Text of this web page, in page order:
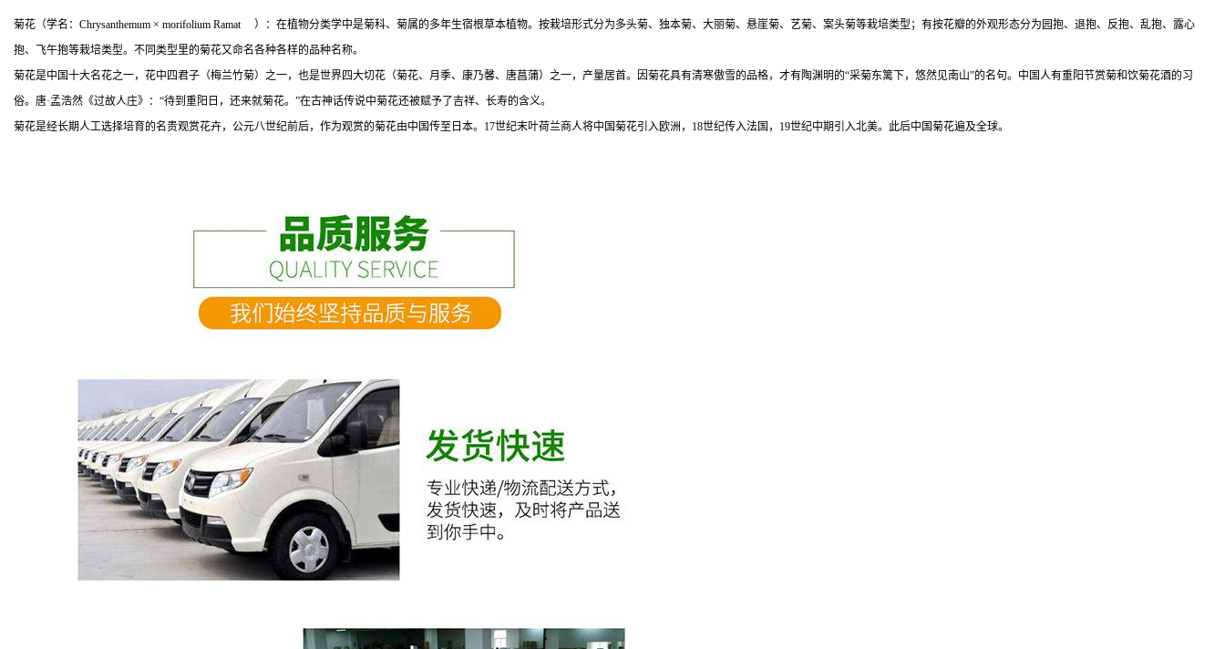
菊花（学名：Chrysanthemum × morifolium Ramat
）：在植物分类学中是菊科、菊属的多年生宿根草本植物。按栽培形式分为多头菊、独本菊、大丽菊、悬崖菊、艺菊、案头菊等栽培类型；有按花瓣的外观形态分为园抱、退抱、反抱、乱抱、露心
抱、飞午抱等栽培类型。不同类型里的菊花又命名各种各样的品种名称。
菊花是中国十大名花之一，花中四君子（梅兰竹菊）之一，也是世界四大切花（菊花、月季、康乃馨、唐菖蒲）之一，产量居首。因菊花具有清寒傲雪的品格，才有陶渊明的“采菊东篱下，悠然见南山”的名句。中国人有重阳节赏菊和饮菊花酒的习
俗。唐·孟浩然《过故人庄》：“待到重阳日，还来就菊花。”在古神话传说中菊花还被赋予了吉祥、长寿的含义。
菊花是经长期人工选择培育的名贵观赏花卉，公元八世纪前后，作为观赏的菊花由中国传至日本。17世纪末叶荷兰商人将中国菊花引入欧洲，18世纪传入法国，19世纪中期引入北美。此后中国菊花遍及全球。